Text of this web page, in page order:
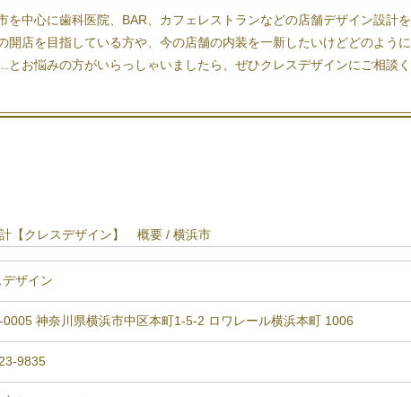
中心に歯科医院、BAR、 カフェレストランなどの店舗デザイン設計を
開店を目指している方や、今の店舗の内装を一新したいけどどのように
お悩みの方がいらっしゃいましたら、ぜひクレスデザインにご相談く
【クレスデザイン】 概要 / 横浜市
ザイン
0005 神奈川県横浜市中区本町1-5-2 ロワレール横浜本町 1006
9835